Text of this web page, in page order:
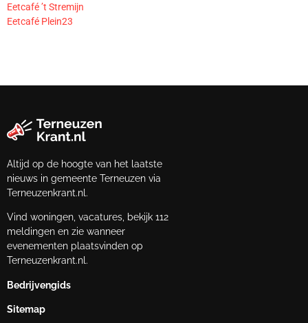
Eetcafé ’t Stremijn
Eetcafé Plein23
Altijd op de hoogte van het laatste
nieuws in gemeente Terneuzen via
Terneuzenkrant.nl.
Vind woningen, vacatures, bekijk 112
meldingen en zie wanneer
evenementen plaatsvinden op
Terneuzenkrant.nl.
Bedrijvengids
Sitemap